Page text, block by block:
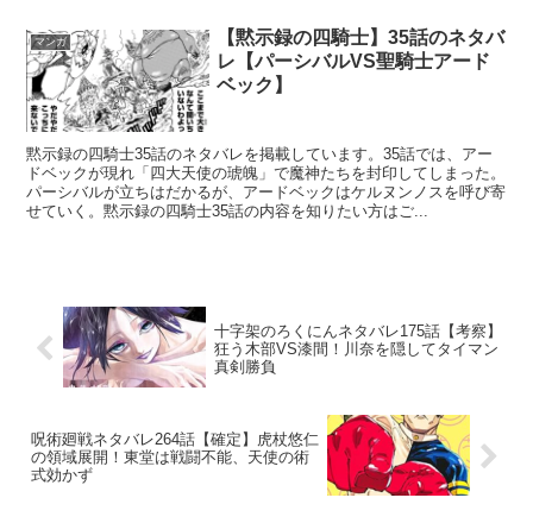
マンガ
【黙示録の四騎士】35話のネタバ
レ【パーシバルVS聖騎士アード
ベック】
黙示録の四騎士35話のネタバレを掲載しています。35話では、アー
ドベックが現れ「四大天使の琥魄」で魔神たちを封印してしまった。
パーシバルが立ちはだかるが、アードベックはケルヌンノスを呼び寄
せていく。黙示録の四騎士35話の内容を知りたい方はご...
十字架のろくにんネタバレ175話【考察】
狂う木部VS漆間！川奈を隠してタイマン
真剣勝負
呪術廻戦ネタバレ264話【確定】虎杖悠仁
の領域展開！東堂は戦闘不能、天使の術
式効かず